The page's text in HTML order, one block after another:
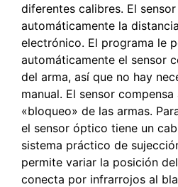
diferentes calibres. El
automáticamente la
electrónico. El programa le
automáticamente el sensor
del arma, así que no hay
manual. El sensor
«bloqueo» de las armas.
el sensor óptico tiene un
sistema práctico de
permite variar la posición
conecta por infrarrojos al